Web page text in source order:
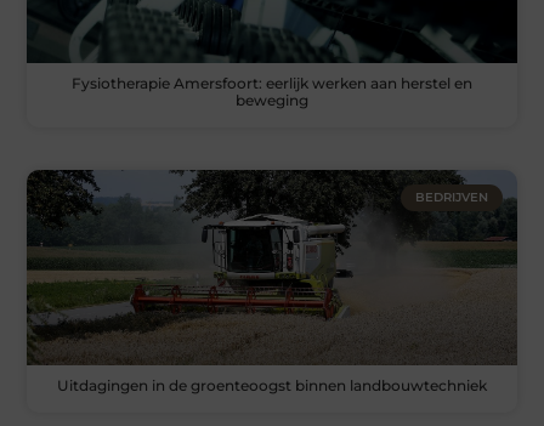
Fysiotherapie Amersfoort: eerlijk werken aan herstel en
beweging
BEDRIJVEN
Uitdagingen in de groenteoogst binnen landbouwtechniek